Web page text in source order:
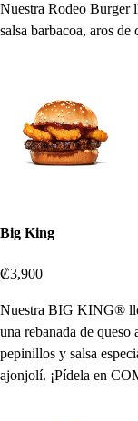
Nuestra Rodeo Burger
salsa barbacoa, aros
Big King
₡3,900
Nuestra BIG KING®
una rebanada de
pepinillos y salsa
ajonjolí. ¡Pídela en